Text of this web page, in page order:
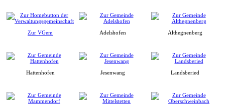
Zur VGem Adelshofen Althegnenberg
Hattenhofen Jesenwang Landsberied